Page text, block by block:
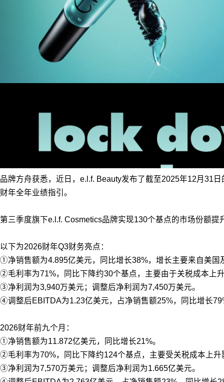
品牌方舟获悉，近日，e.l.f. Beauty发布了截至2025年12月31
财年全年业绩指引。
第三季度旗下e.l.f. Cosmetics品牌实现130个基点的市场份额
以下为2026财年Q3财务亮点：
①净销售额为4.895亿美元，同比增长38%，增长主要来自美国
②毛利率为71%，同比下降约30个基点，主要由于关税成本上
③净利润为3,940万美元；调整后净利润为7,450万美元。
④调整后EBITDA为1.23亿美元，占净销售额25%，同比增长
2026财年前九个月：
①净销售额为11.872亿美元，同比增长21%。
②毛利率为70%，同比下降约124个基点，主要受关税成本上
③净利润为7,570万美元；调整后净利润为1.665亿美元。